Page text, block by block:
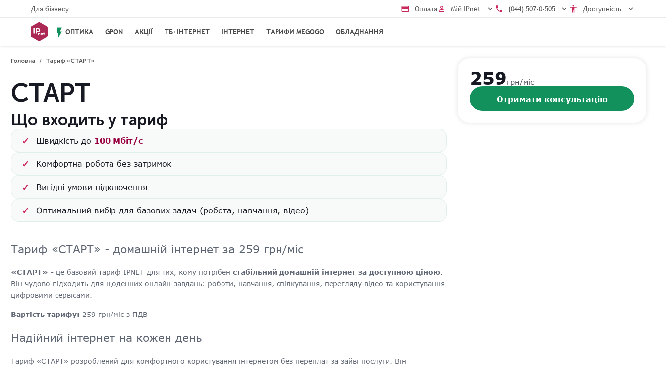
Для бізнесу credit_card Оплатаperson_outline Мій IPnet expand_more call (044) 507-0-505 expand_more accessibility_new
Доступність expand_more
flash_on ОПТИКА GPON АКЦІЇ ТБ+IНТЕРНЕТ ІНТЕРНЕТ ТАРИФИ MEGOGO ОБЛАДНАННЯ
Головна / Тариф «СТАРТ»
СТАРТ
Що входить у тариф
✓ Швидкість до 100 Мбіт/с
✓ Комфортна робота без затримок
✓ Вигідні умови підключення
✓ Оптимальний вибір для базових задач (робота, навчання, відео)
Тариф «СТАРТ» - домашній інтернет за 259 грн/міс
«СТАРТ» - це базовий тариф IPNET для тих, кому потрібен стабільний домашній інтернет за доступною ціною.
Він чудово підходить для щоденних онлайн-завдань: роботи, навчання, спілкування, перегляду відео та користування
цифровими сервісами.
Вартість тарифу: 259 грн/міс з ПДВ
Надійний інтернет на кожен день
Тариф «СТАРТ» розроблений для комфортного користування інтернетом без переплат за зайві послуги. Він
259грн/міс
Отримати консультацію